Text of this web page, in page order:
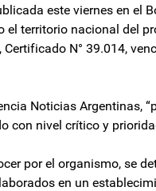
este viernes en el
territorio nacional del
N° 39.014,
Noticias Argentinas,
con nivel crítico y
por el organismo, se
en un